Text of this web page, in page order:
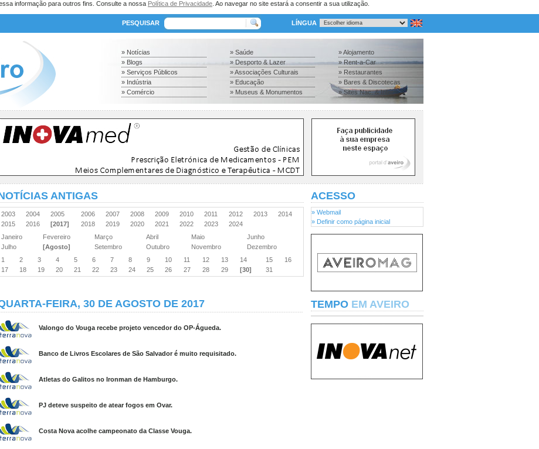
informação para outros fins. Consulte a nossa Política de Privacidade . Ao navegar no site estará a consentir a sua utilização.
PESQUISAR LÍNGUA
» Notícias
» Blogs
» Serviços Públicos
» Indústria
» Comércio
» Saúde
» Desporto & Lazer
» Associações Culturais
» Educação
» Museus & Monumentos
» Alojamento
» Rent-a-Car
» Restaurantes
» Bares & Discotecas
» Sites Nac. & Inter.
ANTIGAS
2003 2004 2005 2006 2007 2008 2009 2010 2011 2012 2013
2014
2015
2016 [2017] 2018 2019 2020 2021 2022 2023
2024
Janeiro
Fevereiro Março Abril Maio
Junho
Julho
[Agosto] Setembro Outubro Novembro
Dezembro
1
2 3 4 5 6 7 8 9 10 11 12 13 14 15
16
17
18 19 20 21 22 23 24 25 26 27 28 29 [30] 31
FEIRA, 30 DE AGOSTO DE 2017
Valongo do Vouga recebe projeto vencedor do OP-Águeda.
Banco de Livros Escolares de São Salvador é muito requisitado.
Atletas do Galitos no Ironman de Hamburgo.
PJ deteve suspeito de atear fogos em Ovar.
Costa Nova acolhe campeonato da Classe Vouga.
ACESSO
» Webmail
» Definir como página inicial
TEMPO EM AVEIRO